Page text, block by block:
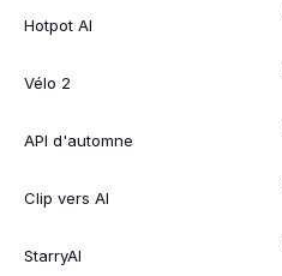
Hotpot AI
Vélo 2
API d'automne
Clip vers AI
StarryAI